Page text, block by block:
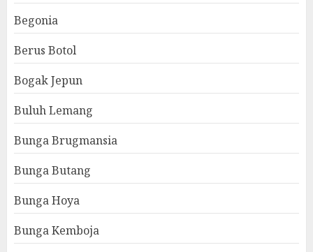
Begonia
Berus Botol
Bogak Jepun
Buluh Lemang
Bunga Brugmansia
Bunga Butang
Bunga Hoya
Bunga Kemboja